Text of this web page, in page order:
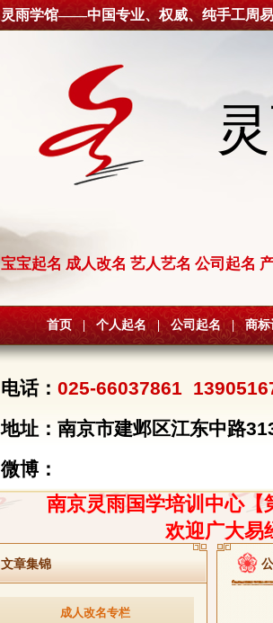
灵雨学馆——中国专业、权威、纯手工周
宝宝起名 成人改名 艺人艺名 公司起名
首页 | 个人起名 | 公司起名 | 商标
电话： 025-66037861
地址：南京市建邺区江东中路
微博：
南京灵雨国学培训中心【
欢迎广大易
文章集锦
成人改名专栏